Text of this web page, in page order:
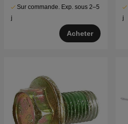
Sur commande. Exp. sous 2–5
j
Acheter
j